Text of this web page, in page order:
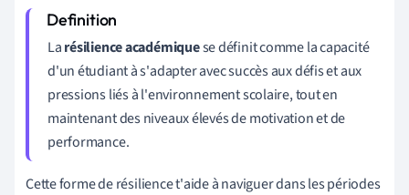
Larésilience académiquese définit comme la capacité
d'un étudiant à s'adapter avec succès aux défis et aux
pressions liés à l'environnement scolaire, tout en
maintenant des niveaux élevés de motivation et de
performance.
Cette forme de résilience t'aide à naviguer dans les périodes